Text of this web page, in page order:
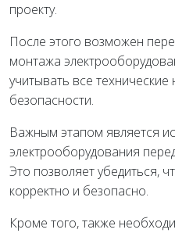
проекту.
После этого возможен
монтажа
учитывать все
безопасности.
Важным этапом является
электрооборудования
Это позволяет убедиться,
корректно и безопасно.
Кроме того, также